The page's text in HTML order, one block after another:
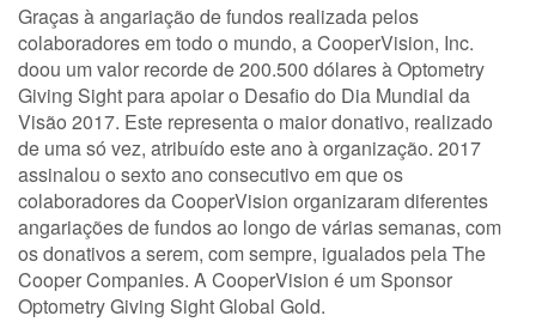
Graças à angariação de fundos realizada pelos
colaboradores em todo o mundo, a CooperVision, Inc.
doou um valor recorde de 200.500 dólares à Optometry
Giving Sight para apoiar o Desafio do Dia Mundial da
Visão 2017. Este representa o maior donativo, realizado
de uma só vez, atribuído este ano à organização. 2017
assinalou o sexto ano consecutivo em que os
colaboradores da CooperVision organizaram diferentes
angariações de fundos ao longo de várias semanas, com
os donativos a serem, com sempre, igualados pela The
Cooper Companies. A CooperVision é um Sponsor
Optometry Giving Sight Global Gold.